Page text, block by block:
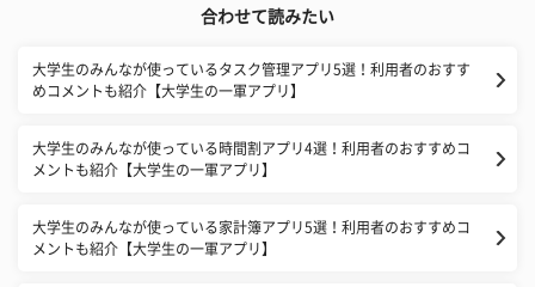
合わせて読みたい
大学生のみんなが使っているタスク管理アプリ5選！利用者のおすす
めコメントも紹介【大学生の一軍アプリ】
大学生のみんなが使っている時間割アプリ4選！利用者のおすすめコ
メントも紹介【大学生の一軍アプリ】
大学生のみんなが使っている家計簿アプリ5選！利用者のおすすめコ
メントも紹介【大学生の一軍アプリ】